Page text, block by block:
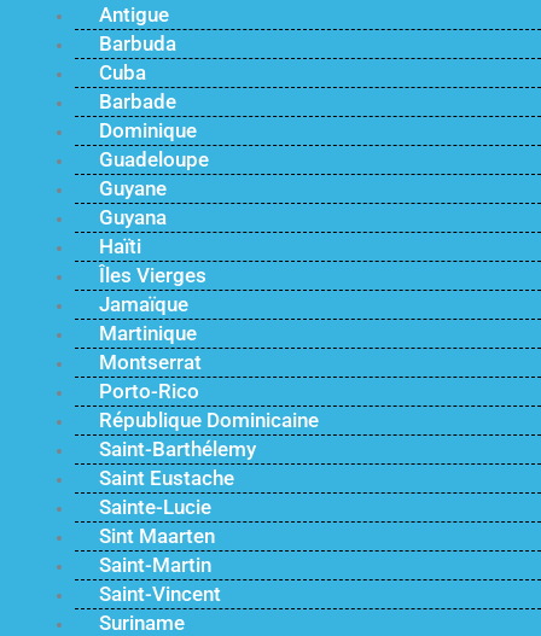
Antigue
Barbuda
Cuba
Barbade
Dominique
Guadeloupe
Guyane
Guyana
Haïti
Îles Vierges
Jamaïque
Martinique
Montserrat
Porto-Rico
République Dominicaine
Saint-Barthélemy
Saint Eustache
Sainte-Lucie
Sint Maarten
Saint-Martin
Saint-Vincent
Suriname